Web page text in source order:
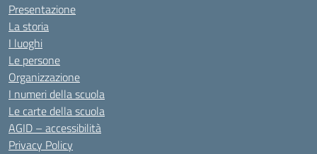
Presentazione
La storia
I luoghi
Le persone
Organizzazione
I numeri della scuola
Le carte della scuola
AGID – accessibilità
Privacy Policy